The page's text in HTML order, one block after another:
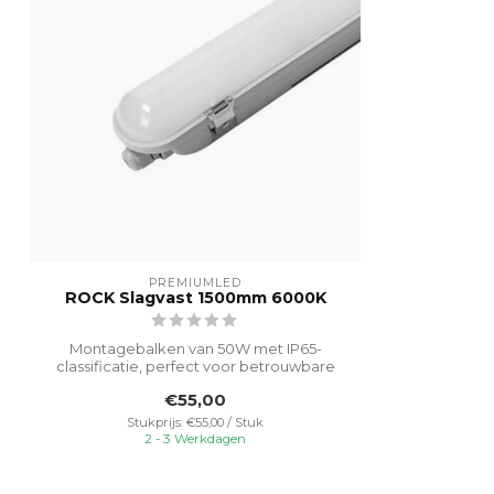
PREMIUMLED
ROCK Slagvast 1500mm 6000K
Montagebalken van 50W met IP65-
classificatie, perfect voor betrouwbare
€55,00
Stukprijs: €55,00 / Stuk
2 - 3 Werkdagen